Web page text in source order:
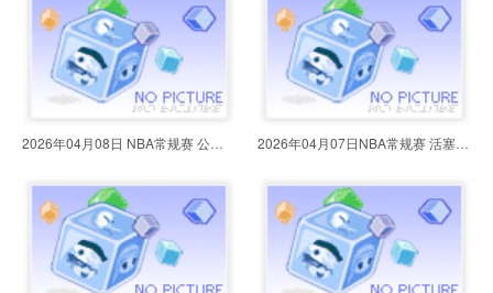
2026年04月08日 NBA常规赛 公牛vs 2026年04月07日NBA常规赛 活塞vs魔